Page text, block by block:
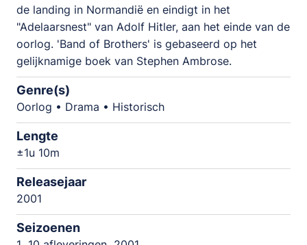
de landing in Normandië en eindigt in het
"Adelaarsnest" van Adolf Hitler, aan het einde van de
oorlog. 'Band of Brothers' is gebaseerd op het
gelijknamige boek van Stephen Ambrose.
Genre(s)
Oorlog • Drama • Historisch
Lengte
±1u 10m
Releasejaar
2001
Seizoenen